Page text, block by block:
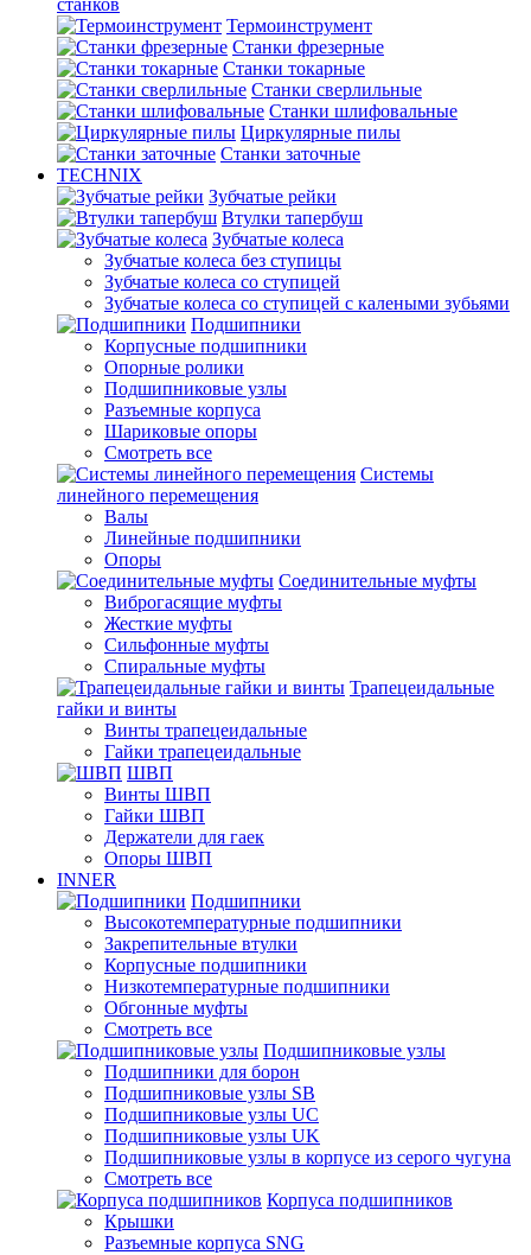
станков
Термоинструмент
Станки фрезерные
Станки токарные
Станки сверлильные
Станки шлифовальные
Циркулярные пилы
Станки заточные
TECHNIX
Зубчатые рейки
Втулки тапербуш
Зубчатые колеса
Зубчатые колеса без ступицы
Зубчатые колеса со ступицей
Зубчатые колеса со ступицей с калеными зубьями
Подшипники
Корпусные подшипники
Опорные ролики
Подшипниковые узлы
Разъемные корпуса
Шариковые опоры
Смотреть все
Системы
линейного перемещения
Валы
Линейные подшипники
Опоры
Соединительные муфты
Виброгасящие муфты
Жесткие муфты
Сильфонные муфты
Спиральные муфты
Трапецеидальные
гайки и винты
Винты трапецеидальные
Гайки трапецеидальные
ШВП
Винты ШВП
Гайки ШВП
Держатели для гаек
Опоры ШВП
INNER
Подшипники
Высокотемпературные подшипники
Закрепительные втулки
Корпусные подшипники
Низкотемпературные подшипники
Обгонные муфты
Смотреть все
Подшипниковые узлы
Подшипники для борон
Подшипниковые узлы SB
Подшипниковые узлы UC
Подшипниковые узлы UK
Подшипниковые узлы в корпусе из серого чугуна
Смотреть все
Корпуса подшипников
Крышки
Разъемные корпуса SNG